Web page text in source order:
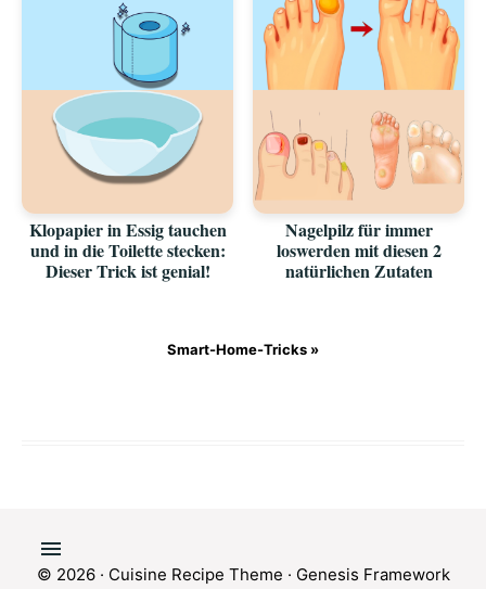
Klopapier in Essig tauchen
und in die Toilette stecken:
Dieser Trick ist genial!
Nagelpilz für immer
loswerden mit diesen 2
natürlichen Zutaten
Smart-Home-Tricks »
© 2026 · Cuisine Recipe Theme · Genesis Framework